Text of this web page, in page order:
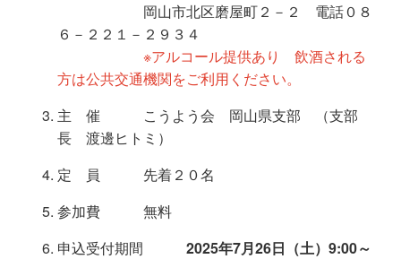
岡山市北区磨屋町２－２ 電話０８
６－２２１－２９３４
※アルコール提供あり 飲酒される
方は公共交通機関をご利用ください。
主 催 こうよう会 岡山県支部 （支部
長 渡邊ヒトミ）
定 員 先着２０名
参加費 無料
申込受付期間 2025年7月26日（土）9:00～